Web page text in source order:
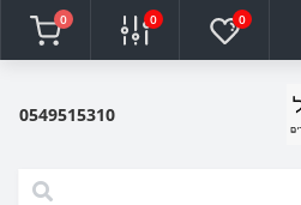
0
0
0
0549515310